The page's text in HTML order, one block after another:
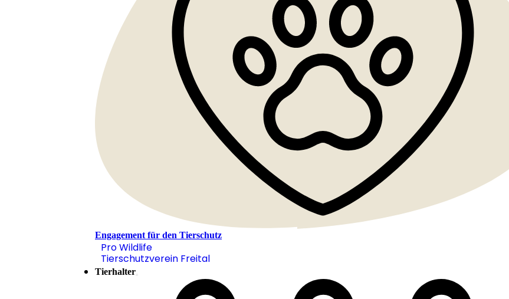
Engagement für den Tierschutz
Pro Wildlife
Tierschutzverein Freital
Tierhalter